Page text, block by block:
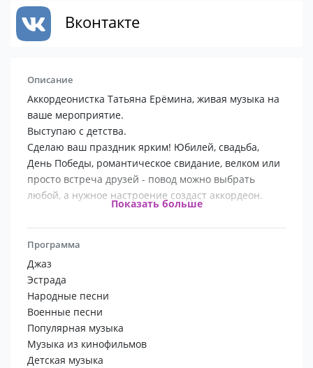
Вконтакте
Описание
Аккордеонистка Татьяна Ерёмина, живая музыка на
ваше мероприятие.
Выступаю с детства.
Сделаю ваш праздник ярким! Юбилей, свадьба,
День Победы, романтическое свидание, велком или
просто встреча друзей - повод можно выбрать
любой, а нужное настроение создаст аккордеон.
В репертуаре несколько сотен композиций:
эстрадные песни и танцы, музыка Франции, Италии,
Испании, русские народные мелодии, музыка из
кинофильмов и мюзиклов, военные песни и многое
другое.
Буду рада украсить ваше мероприятие!
Показать больше
Программа
Джаз
Эстрада
Народные песни
Военные песни
Популярная музыка
Музыка из кинофильмов
Детская музыка